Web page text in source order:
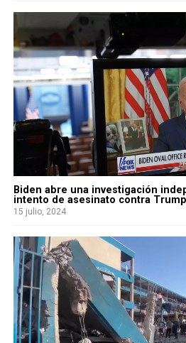
Biden abre una investigación
intento de asesinato contra Trump
15 julio, 2024